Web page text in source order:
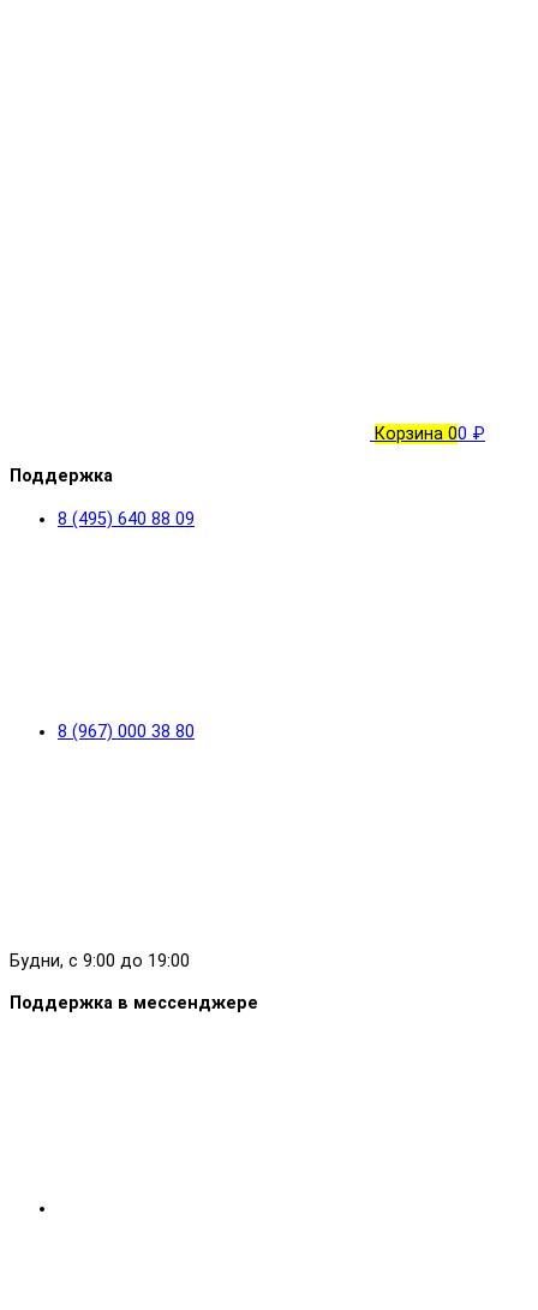
Корзина 00 ₽
Поддержка
8 (495) 640 88 09
8 (967) 000 38 80
Будни, с 9:00 до 19:00
Поддержка в мессенджере